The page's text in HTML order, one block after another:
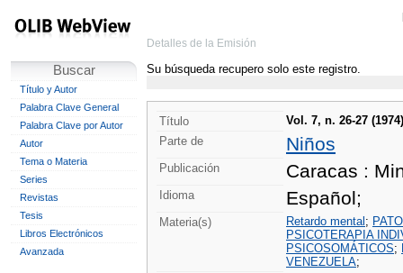
Buscar
Título y Autor
Palabra Clave General
Palabra Clave por Autor
Autor
Tema o Materia
Series
Revistas
Tesis
Libros Electrónicos
Avanzada
Detalles de la Emisión
Su búsqueda recupero solo este registro.
Título
Vol. 7, n. 26-27 (1974)
Parte de
Niños
Publicación Caracas :
Idioma Español;
Materia(s) Retardo mental ;
PSICOTERAPIA
PSICOSOMÁTICOS;
VENEZUELA;